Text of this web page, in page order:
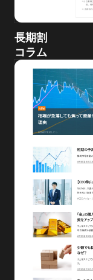
長期割
コラム